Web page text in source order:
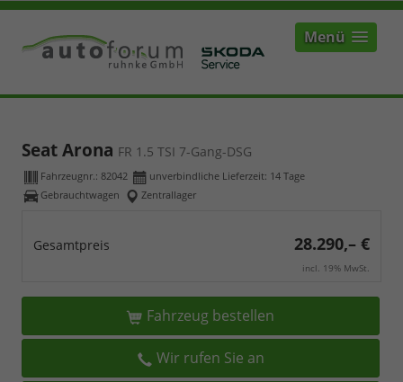
Menü
Seat Arona FR 1.5 TSI 7-Gang-DSG
Fahrzeugnr.: 82042 unverbindliche Lieferzeit: 14 Tage
Gebrauchtwagen
Zentrallager
Gesamtpreis 28.290,– €
incl. 19% MwSt.
Fahrzeug bestellen
Wir rufen Sie an